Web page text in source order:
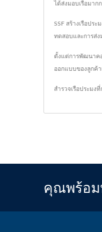
ได้ส่งมอบเรือมาก
SSF สร้างเรือปร
ทดสอบและการส่ง
ตั้งแต่การพัฒนาคอ
ออกแบบของลูกค้า
สำรวจเรือประมง
คุณพร้อม